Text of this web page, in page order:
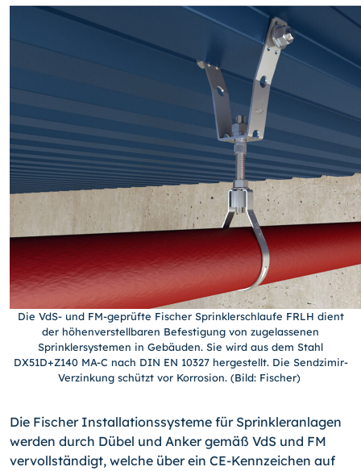
Die VdS- und FM-geprüfte Fischer Sprinklerschlaufe FRLH dient
der höhenverstellbaren Befestigung von zugelassenen
Sprinklersystemen in Gebäuden. Sie wird aus dem Stahl
DX51D+Z140 MA-C nach DIN EN 10327 hergestellt. Die Sendzimir-
Verzinkung schützt vor Korrosion. (Bild: Fischer)
Die Fischer Installationssysteme für Sprinkleranlagen
werden durch Dübel und Anker gemäß VdS und FM
vervollständigt, welche über ein CE-Kennzeichen auf